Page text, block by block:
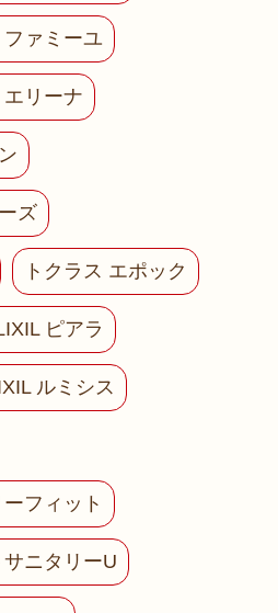
ァミーユ
リーナ
ズ
トクラス エポック
ピアラ
ルミシス
フィット
ニタリーU